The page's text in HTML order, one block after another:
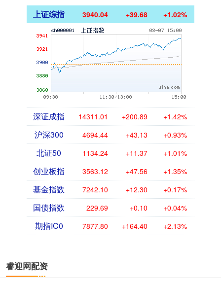
上证综指 3940.04 +39.68 +1.02%
深证成指 14311.01 +200.89 +1.42%
沪深300 4694.44 +43.13 +0.93%
北证50 1134.24 +11.37 +1.01%
创业板指 3563.12 +47.56 +1.35%
基金指数 7242.10 +12.30 +0.17%
国债指数 229.69 +0.10 +0.04%
期指IC0 7877.80 +164.40 +2.13%
睿迎网配资